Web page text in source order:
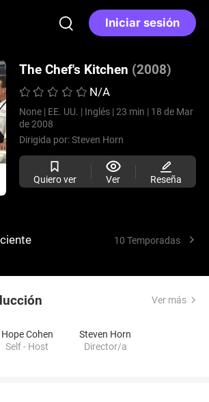
Iniciar sesión
The Chef's Kitchen (2008)
N/A
None | EE. UU. | Inglés | 23 min | 18 de Mar
de 2008
Dirigida por:Steven Horn
Quiero ver Ver Reseña
10 Temporadas
Ver más
Hope Cohen
Self - Host
Steven Horn
Director/a